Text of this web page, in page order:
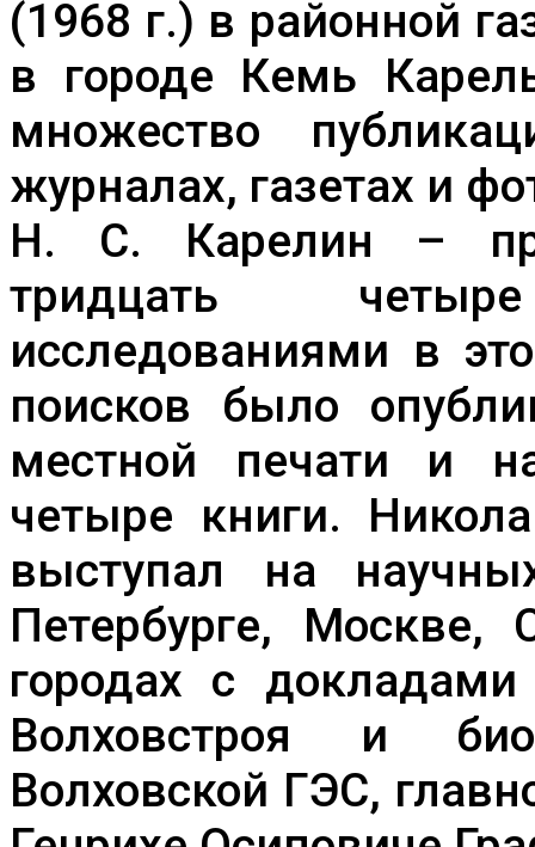
(1968 г.) в районной
в городе Кемь
множество
журналах, газетах и
Н. С. Карелин –
тридцать
исследованиями в
поисков было
местной печати и
четыре книги.
выступал на
Петербурге, Москве,
городах с докладами
Волховстроя и
Волховской ГЭС,